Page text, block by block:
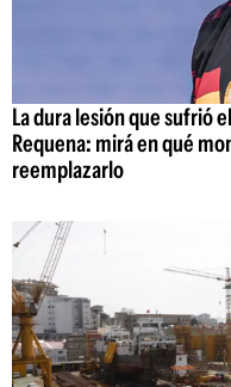
La dura lesión que sufrió
Requena: mirá en qué
reemplazarlo